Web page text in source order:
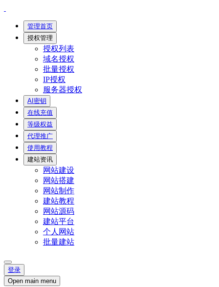
管理首页
授权管理
授权列表
域名授权
批量授权
IP授权
服务器授权
AI密钥
在线充值
等级权益
代理推广
使用教程
建站资讯
网站建设
网站搭建
网站制作
建站教程
网站源码
建站平台
个人网站
批量建站
登录
Open main menu